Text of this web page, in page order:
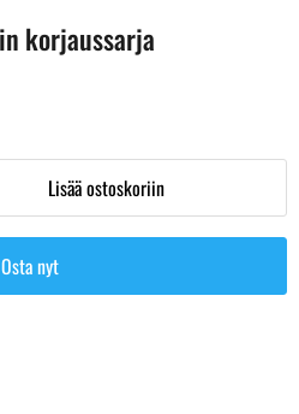
korjaussarja
Lisää ostoskoriin
Osta nyt